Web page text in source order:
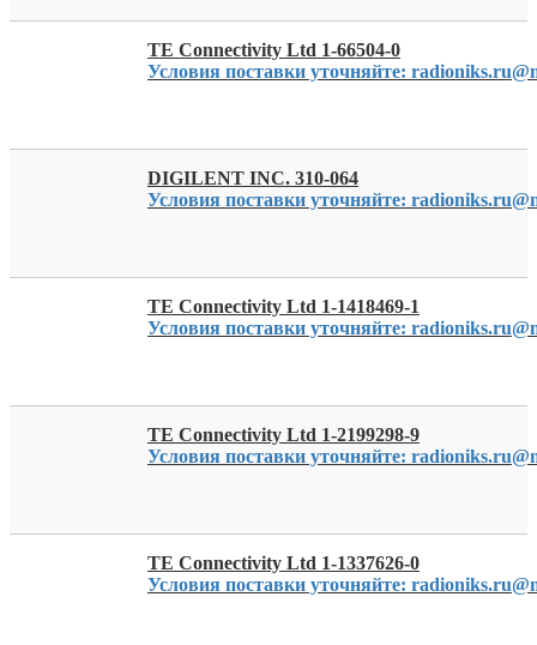
TE Connectivity Ltd 1-66504-0
Условия поставки уточняйте:
DIGILENT INC. 310-064
Условия поставки уточняйте:
TE Connectivity Ltd 1-1418469-1
Условия поставки уточняйте:
TE Connectivity Ltd 1-2199298-9
Условия поставки уточняйте:
TE Connectivity Ltd 1-1337626-0
Условия поставки уточняйте: